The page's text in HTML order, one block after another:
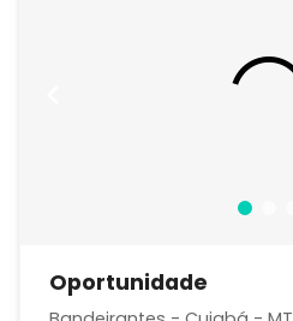
Oportunidade